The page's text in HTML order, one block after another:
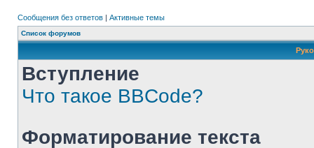
Сообщения без ответов | Активные темы
Список форумов
Вступление
Что такое BBCode?
Форматирование текста